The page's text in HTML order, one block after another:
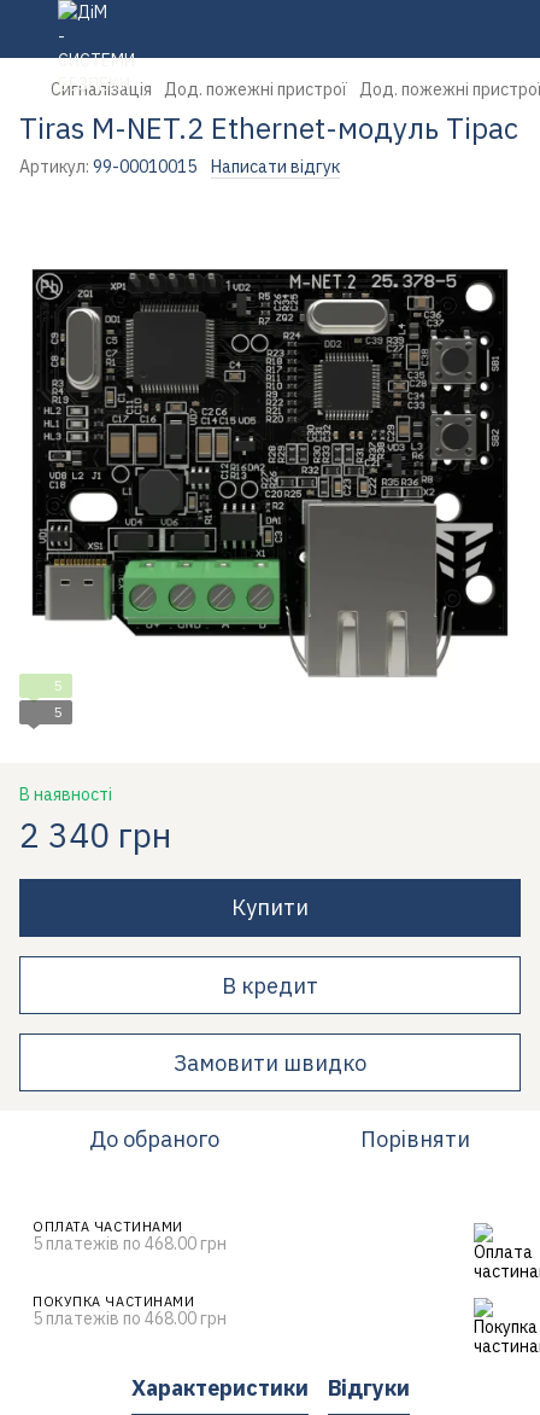
Сигналізація Дод. пожежні пристрої Дод. пожежні
Tiras M-NET.2 Ethernet-модуль Тірас
Артикул: 99-00010015 Написати відгук
5
5
В наявності
2 340 грн
Купити
В кредит
Замовити швидко
До обраного Порівняти
ОПЛАТА ЧАСТИНАМИ
5 платежів по 468.00 грн
ПОКУПКА ЧАСТИНАМИ
5 платежів по 468.00 грн
Характеристики Відгуки